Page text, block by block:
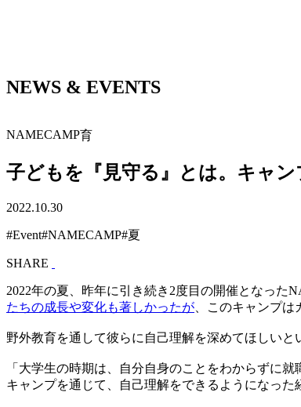
NEWS & EVENTS
NAMECAMP育
子どもを『見守る』とは。キャ
2022.10.30
#Event#NAMECAMP#夏
SHARE
2022年の夏、昨年に引き続き2度目の開催となった
たちの成長や変化も著しかったが 、このキャンプ
野外教育を通して彼らに自己理解を深めてほしい
「大学生の時期は、自分自身のことをわからずに
キャンプを通じて、自己理解をできるようになった